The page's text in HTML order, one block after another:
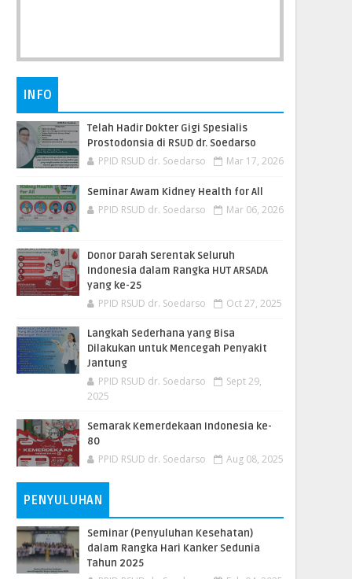
INFO
Telah Hadir Dokter Gigi Spesialis
Prostodonsia di RSUD dr. Soedarso
PPID RSUD dr. Soedarso Mar 17, 2026
Seminar Awam Kidney Health for All
PPID RSUD dr. Soedarso Mar 06, 2026
Donor Darah Serentak Seluruh
Indonesia dalam Rangka HUT ARSADA
yang ke-25
PPID RSUD dr. Soedarso Oct 27, 2025
Langkah Sederhana yang Bisa
Dilakukan untuk Mencegah Penyakit
Jantung
PPID RSUD dr. Soedarso
Sept 29,
2025
Semarak Kemerdekaan Indonesia ke-
80
PPID RSUD dr. Soedarso Aug 08, 2025
PENYULUHAN
Seminar (Penyuluhan Kesehatan)
dalam Rangka Hari Kanker Sedunia
Tahun 2025